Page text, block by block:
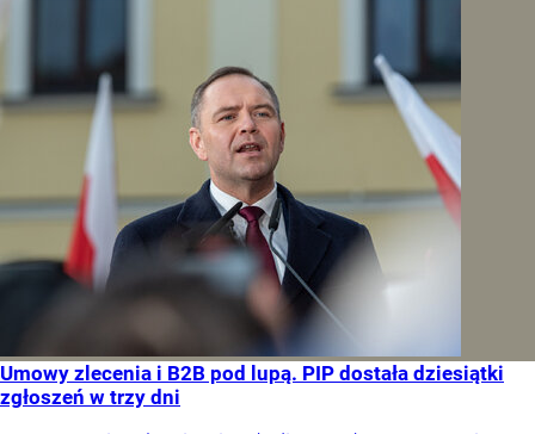
Umowy zlecenia i B2B pod lupą. PIP dostała dziesiątki
zgłoszeń w trzy dni